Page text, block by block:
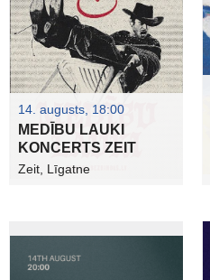
14. augusts, 18:00
MEDĪBU LAUKI
KONCERTS ZEIT
Zeit, Līgatne